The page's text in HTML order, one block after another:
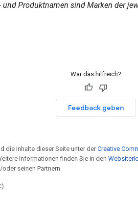
und Produktnamen sind Marken der
War das hilfreich?
Feedback geben
die Inhalte dieser Seite unter derCreative
Informationen finden Sie in den
seinen Partnern.